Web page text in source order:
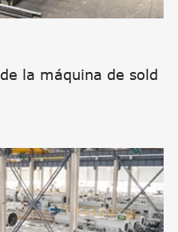
la máquina de sold